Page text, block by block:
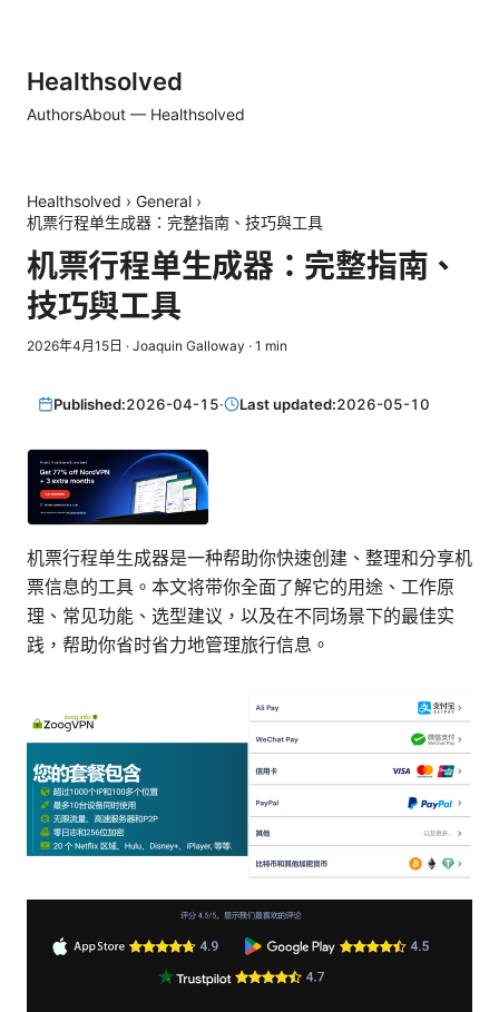
Healthsolved
AuthorsAbout — Healthsolved
Healthsolved › General ›
机票行程单生成器：完整指南、技巧與工具
机票行程单生成器：完整指南、
技巧與工具
2026年4月15日 · Joaquin Galloway · 1 min
Published:2026-04-15· Last updated:2026-05-10
机票行程单生成器是一种帮助你快速创建、整理和分享机
票信息的工具。本文将带你全面了解它的用途、工作原
理、常见功能、选型建议，以及在不同场景下的最佳实
践，帮助你省时省力地管理旅行信息。